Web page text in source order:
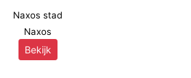
Naxos stad
Naxos
Bekijk